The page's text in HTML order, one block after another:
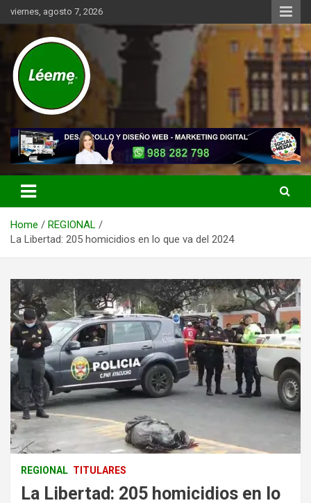
Skip
to
viernes, agosto 7, 2026
Léeme.pe
Noticias de actualidad del mundo distrital, vecinal, municipal y de
negocios a nivel de Lima Metropolitana, sin descuidar las noticias
de alcance nacional.
Home
REGIONAL
La Libertad: 205 homicidios en lo que va del 2024
REGIONAL TITULARES
La Libertad: 205 homicidios en lo